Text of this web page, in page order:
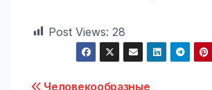
Post Views: 28
Человекообразные